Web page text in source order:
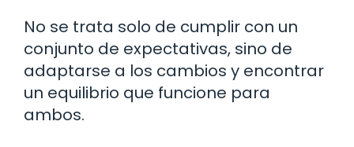
No se trata solo de cumplir con un
conjunto de expectativas, sino de
adaptarse a los cambios y encontrar
un equilibrio que funcione para
ambos.